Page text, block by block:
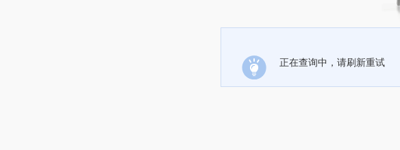
正在查询中，请刷新重试